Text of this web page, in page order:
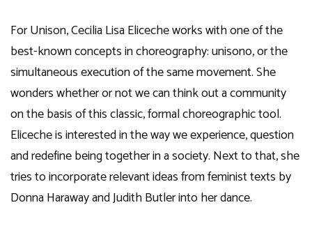
For Unison, Cecilia Lisa Eliceche works with one of the
best-known concepts in choreography: unisono, or the
simultaneous execution of the same movement. She
wonders whether or not we can think out a community
on the basis of this classic, formal choreographic tool.
Eliceche is interested in the way we experience, question
and redefine being together in a society. Next to that, she
tries to incorporate relevant ideas from feminist texts by
Donna Haraway and Judith Butler into her dance.